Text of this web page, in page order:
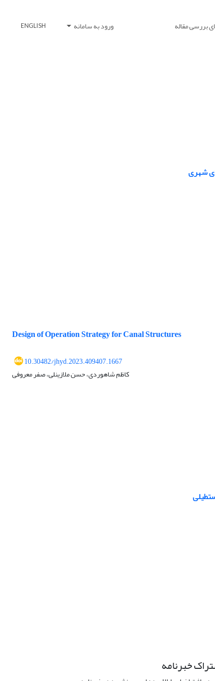
بررسی مقاله ورود به سامانه ENGLISH
Design of Operation Strategy for Canal Structures
10.30482/jhyd.2023.409407.1667
کاظم شاهوردی، حسن ملازینلی، صفر معروفی
خبرنامه